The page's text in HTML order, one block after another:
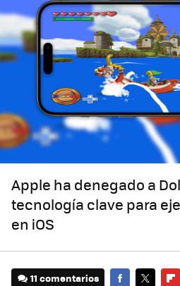
Apple ha denegado a
tecnología clave para
en iOS
11 comentarios